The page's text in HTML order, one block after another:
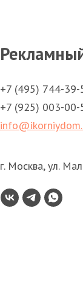
+7 (495) 744-39-
+7 (925) 003-00-
г. Москва, ул.